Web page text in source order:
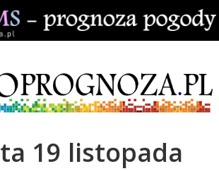
19 listopada